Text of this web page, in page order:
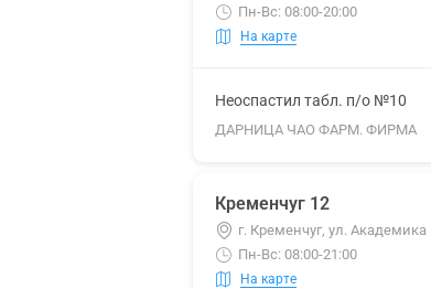
Пн-Вс: 08:00-20:00
На карте
Неоспастил табл. п/о №10
ДАРНИЦА ЧАО ФАРМ. ФИРМА
Кременчуг 12
г. Кременчуг, ул.
Пн-Вс: 08:00-21:00
На карте